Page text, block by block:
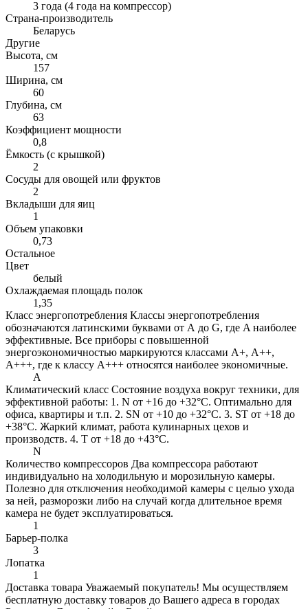
3 года (4 года на компрессор)
Страна-производитель
Беларусь
Другие
Высота, см
157
Ширина, см
60
Глубина, см
63
Коэффициент мощности
0,8
Ёмкость (с крышкой)
2
Сосуды для овощей или фруктов
2
Вкладыши для яиц
1
Объем упаковки
0,73
Остальное
Цвет
белый
Охлаждаемая площадь полок
1,35
Класс энергопотребления Классы энергопотребления
обозначаются латинскими буквами от А до G, где A наиболее
эффективные. Все приборы с повышенной
энергоэкономичностью маркируются классами A+, А++,
A+++, где к классу А+++ относятся наиболее экономичные.
A
Климатический класс Состояние воздуха вокруг техники, для
эффективной работы: 1. N от +16 до +32°C. Оптимально для
офиса, квартиры и т.п. 2. SN от +10 до +32°C. 3. ST от +18 до
+38°C. Жаркий климат, работа кулинарных цехов и
производств. 4. Т от +18 до +43°C.
N
Количество компрессоров Два компрессора работают
индивидуально на холодильную и морозильную камеры.
Полезно для отключения необходимой камеры с целью ухода
за ней, разморозки либо на случай когда длительное время
камера не будет эксплуатироваться.
1
Барьер-полка
3
Лопатка
1
Доставка товара Уважаемый покупатель! Мы осуществляем
бесплатную доставку товаров до Вашего адреса в городах